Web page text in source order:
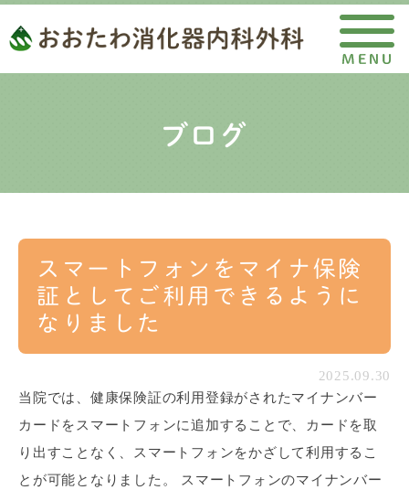
ブログ
スマートフォンをマイナ保険
証としてご利用できるように
なりました
2025.09.30
当院では、健康保険証の利用登録がされたマイナンバー
カードをスマートフォンに追加することで、
カードを取
り出すことなく、スマートフォンをかざして利用するこ
とが可能となりました。 スマートフォンのマイナンバー